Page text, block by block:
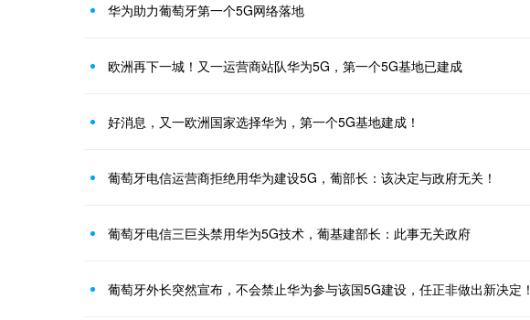
华为助力葡萄牙第一个5G网络落地
欧洲再下一城！又一运营商站队华为5G，第一个5G基地已建成
好消息，又一欧洲国家选择华为，第一个5G基地建成！
葡萄牙电信运营商拒绝用华为建设5G，葡部长：该决定与政府无关！
葡萄牙电信三巨头禁用华为5G技术，葡基建部长：此事无关政府
葡萄牙外长突然宣布，不会禁止华为参与该国5G建设，任正非做出新决定！